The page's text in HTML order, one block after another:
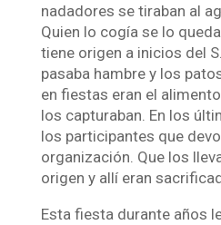
nadadores se tiraban al
Quien lo cogía se lo
tiene origen a inicios del
pasaba hambre y los
en fiestas eran el
los capturaban. En los
los participantes que
organización. Que los
origen y allí eran
Esta fiesta durante años